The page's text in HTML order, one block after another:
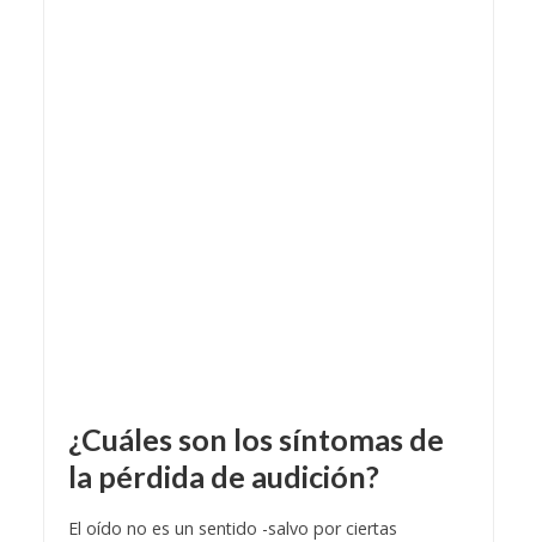
¿Cuáles son los síntomas de
la pérdida de audición?
El oído no es un sentido -salvo por ciertas